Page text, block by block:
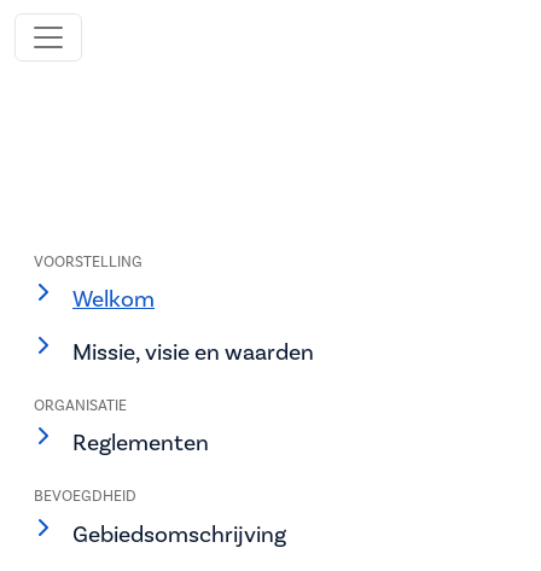
VOORSTELLING
Welkom
Missie, visie en waarden
ORGANISATIE
Reglementen
BEVOEGDHEID
Gebiedsomschrijving